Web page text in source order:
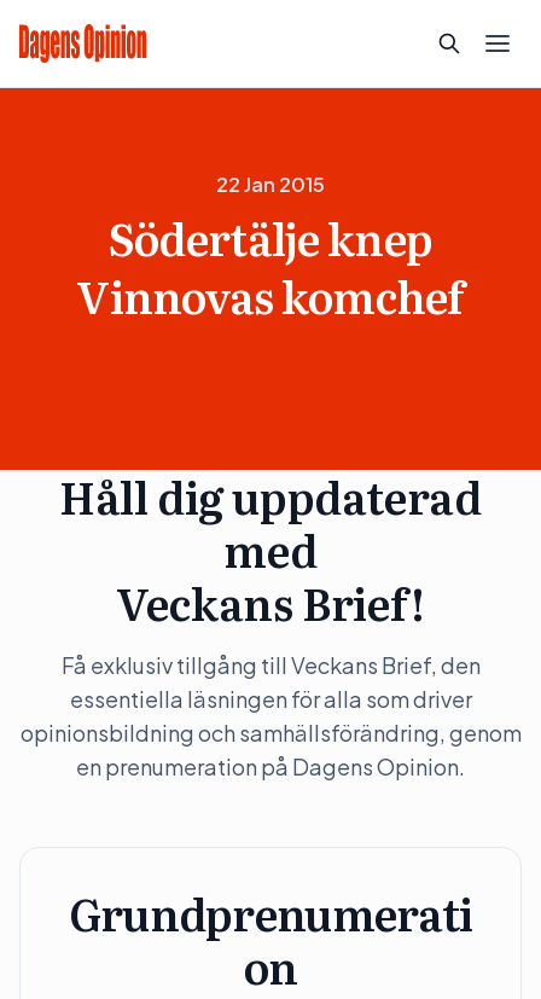
22 Jan 2015
Södertälje knep
Vinnovas komchef
Håll dig uppdaterad
med
Veckans Brief!
Få exklusiv tillgång till Veckans Brief, den
essentiella läsningen för alla som driver
opinionsbildning och samhällsförändring, genom
en prenumeration på Dagens Opinion.
Grundprenumerati
on